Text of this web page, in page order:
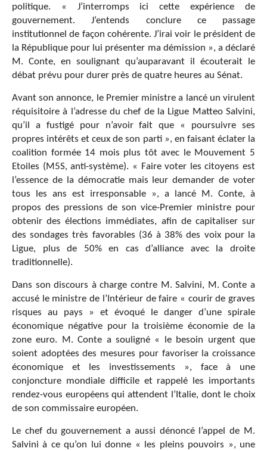
politique. « J’interromps ici cette expérience de
gouvernement. J’entends conclure ce passage
institutionnel de façon cohérente. J’irai voir le président de
la République pour lui présenter ma démission », a déclaré
M. Conte, en soulignant qu’auparavant il écouterait le
débat prévu pour durer près de quatre heures au Sénat.
Avant son annonce, le Premier ministre a lancé un virulent
réquisitoire à l’adresse du chef de la Ligue Matteo Salvini,
qu’il a fustigé pour n’avoir fait que « poursuivre ses
propres intérêts et ceux de son parti », en faisant éclater la
coalition formée 14 mois plus tôt avec le Mouvement 5
Etoiles (M5S, anti-système). « Faire voter les citoyens est
l’essence de la démocratie mais leur demander de voter
tous les ans est irresponsable », a lancé M. Conte, à
propos des pressions de son vice-Premier ministre pour
obtenir des élections immédiates, afin de capitaliser sur
des sondages très favorables (36 à 38% des voix pour la
Ligue, plus de 50% en cas d’alliance avec la droite
traditionnelle).
Dans son discours à charge contre M. Salvini, M. Conte a
accusé le ministre de l’Intérieur de faire « courir de graves
risques au pays » et évoqué le danger d’une spirale
économique négative pour la troisième économie de la
zone euro. M. Conte a souligné « le besoin urgent que
soient adoptées des mesures pour favoriser la croissance
économique et les investissements », face à une
conjoncture mondiale difficile et rappelé les importants
rendez-vous européens qui attendent l’Italie, dont le choix
de son commissaire européen.
Le chef du gouvernement a aussi dénoncé l’appel de M.
Salvini à ce qu’on lui donne « les pleins pouvoirs », une